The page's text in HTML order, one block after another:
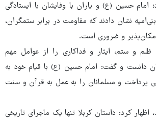
حسین (ع) و یاران با وفایشان با ایستادگی
نشان دادند که مقاومت در برابر ستمگران،
و ضروری است.
ظلم و ستم، ایثار و فداکاری را از عوامل مهم
دانست و گفت: امام حسین (ع) با قیام خود به
پرداخت و مسلمانان را به عمل به قرآن و سنت
اظهار کرد: داستان کربلا تنها یک ماجرای تاریخی